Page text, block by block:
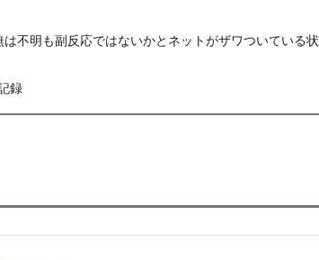
不明も副反応ではないかとネットがザワついている状
録